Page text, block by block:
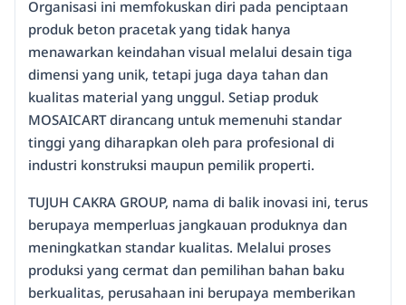
Organisasi ini memfokuskan diri pada penciptaan
produk beton pracetak yang tidak hanya
menawarkan keindahan visual melalui desain tiga
dimensi yang unik, tetapi juga daya tahan dan
kualitas material yang unggul. Setiap produk
MOSAICART dirancang untuk memenuhi standar
tinggi yang diharapkan oleh para profesional di
industri konstruksi maupun pemilik properti.
TUJUH CAKRA GROUP, nama di balik inovasi ini, terus
berupaya memperluas jangkauan produknya dan
meningkatkan standar kualitas. Melalui proses
produksi yang cermat dan pemilihan bahan baku
berkualitas, perusahaan ini berupaya memberikan